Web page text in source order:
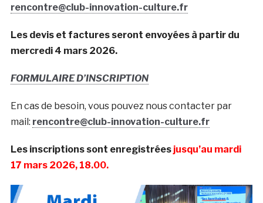
rencontre@club-innovation-culture.fr
Les devis et factures seront envoyées à partir du
mercredi 4 mars 2026.
FORMULAIRE D’INSCRIPTION
En cas de besoin, vous pouvez nous contacter par
mail: rencontre@club-innovation-culture.fr
Les inscriptions sont enregistrées jusqu’au mardi
17 mars 2026, 18.00.